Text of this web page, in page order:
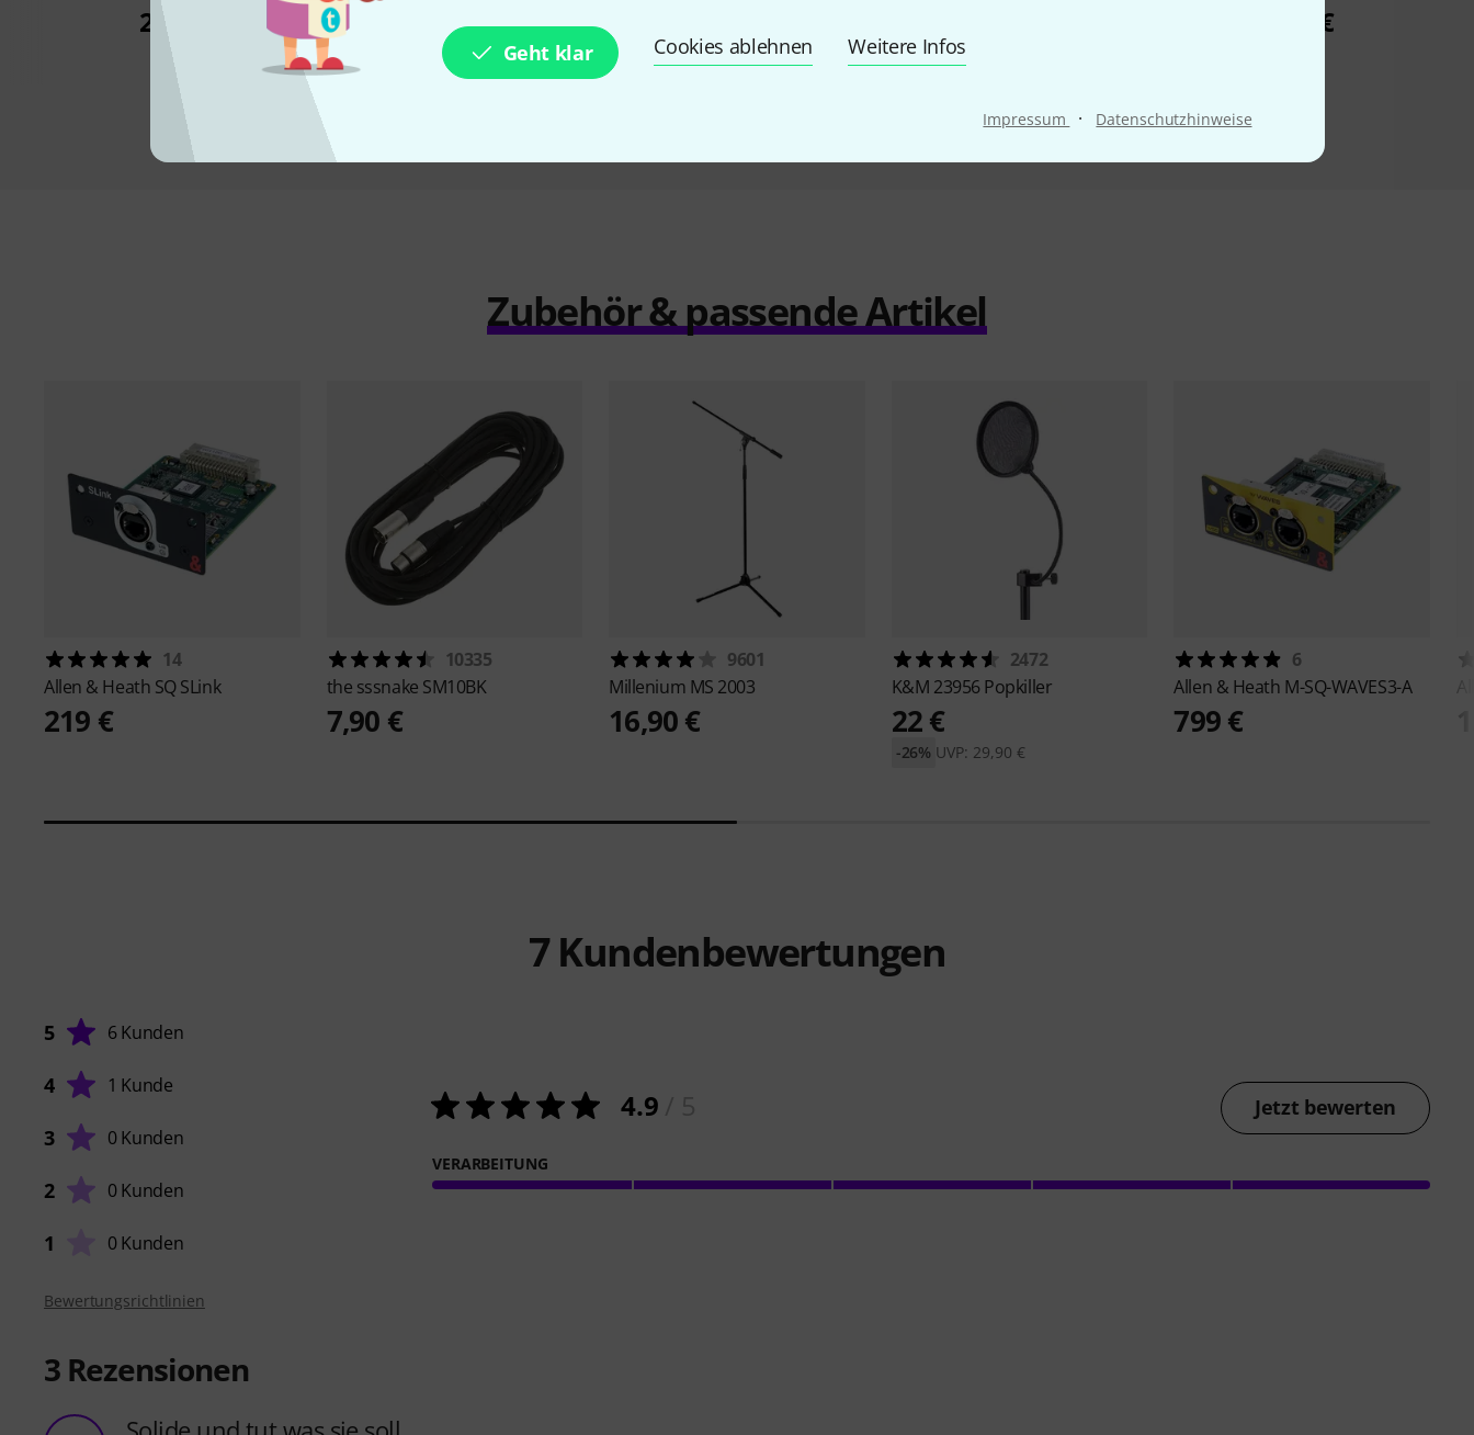
Geht klar Cookies ablehnen Weitere Infos
Impressum · Datenschutzhinweise
237 € 319 € 519 €
Zubehör & passende Artikel
14
Allen & Heath SQ SLink
219 €
10335
the sssnake SM10BK
7,90 €
9601
Millenium MS 2003
16,90 €
2472
K&M 23956 Popkiller
22 €
UVP: 29,90 €
-26%
6
Allen & Heath M-SQ-WAVES3-A
799 €
7Kundenbewertungen
5 6 Kunden
4 1 Kunde
3 0 Kunden
2 0 Kunden
1 0 Kunden
4.9 Jetzt bewerten
VERARBEITUNG
Bewertungsrichtlinien
3 Rezensionen